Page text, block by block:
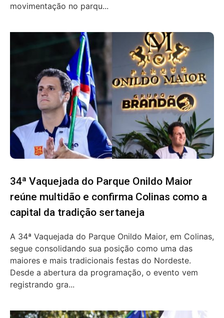
movimentação no parqu...
34ª Vaquejada do Parque Onildo Maior
reúne multidão e confirma Colinas como a
capital da tradição sertaneja
A 34ª Vaquejada do Parque Onildo Maior, em Colinas,
segue consolidando sua posição como uma das
maiores e mais tradicionais festas do Nordeste.
Desde a abertura da programação, o evento vem
registrando gra...